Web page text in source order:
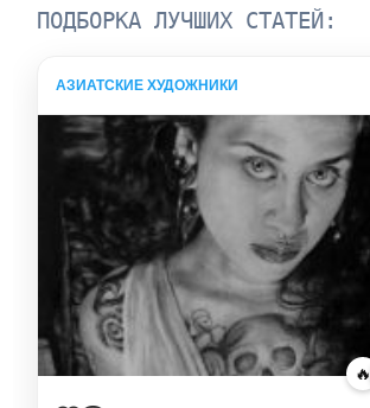
ПОДБОРКА ЛУЧШИХ СТАТЕЙ:
АЗИАТСКИЕ ХУДОЖНИКИ
🔥